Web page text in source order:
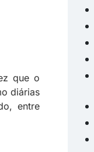
que o
diárias
entre